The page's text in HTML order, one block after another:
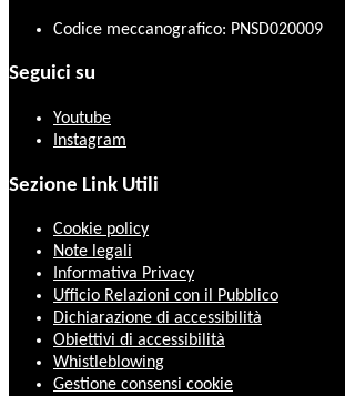
Codice meccanografico: PNSD020009
Seguici su
Youtube
Instagram
Sezione Link Utili
Cookie policy
Note legali
Informativa Privacy
Ufficio Relazioni con il Pubblico
Dichiarazione di accessibilità
Obiettivi di accessibilità
Whistleblowing
Gestione consensi cookie